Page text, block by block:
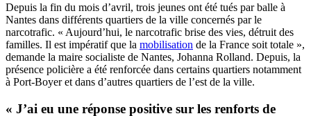
Depuis la fin du mois d’avril, trois jeunes ont été tués par balle à
Nantes dans différents quartiers de la ville concernés par le
narcotrafic. « Aujourd’hui, le narcotrafic brise des vies, détruit des
familles. Il est impératif que la mobilisation de la France soit totale »,
demande la maire socialiste de Nantes, Johanna Rolland. Depuis, la
présence policière a été renforcée dans certains quartiers notamment
à Port-Boyer et dans d’autres quartiers de l’est de la ville.
« J’ai eu une réponse positive sur les renforts de